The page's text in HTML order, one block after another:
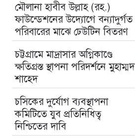
মৌলানা হাবীব উল্লাহ (রহ.)
ফাউন্ডেশনের উদ্যোগে বন্যাদুর্গত
পরিবারের মাঝে ঢেউটিন বিতরণ
চট্টগ্রামে মাদ্রাসার অগ্নিকাণ্ডে
ক্ষতিগ্রস্ত স্থাপনা পরিদর্শনে মুহাম্মদ
শাহেদ
চসিকের দুর্যোগ ব্যবস্থাপনা
কমিটিতে যুব প্রতিনিধিত্ব
নিশ্চিতের দাবি